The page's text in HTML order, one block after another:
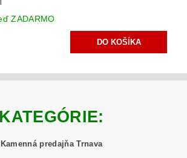
ZADARMO
KATEGÓRIE:
Kamenná predajňa Trnava